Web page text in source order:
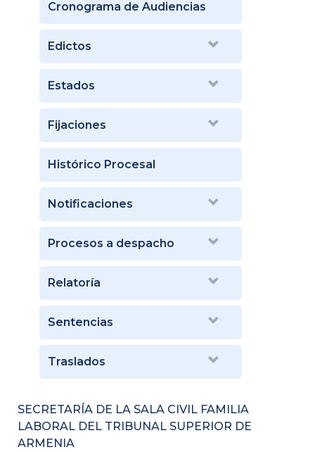
Cronograma de Audiencias
Edictos
Estados
Fijaciones
Histórico Procesal
Notificaciones
Procesos a despacho
Relatoría
Sentencias
Traslados
SECRETARÍA DE LA SALA CIVIL FAMILIA
LABORAL DEL TRIBUNAL SUPERIOR DE
ARMENIA